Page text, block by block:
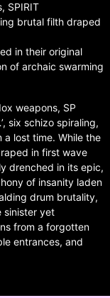
SPIRIT
brutal filth draped
in their original
of archaic swarming
weapons, SP
six schizo spiraling,
lost time. While the
in first wave
drenched in its epic,
of insanity laden
drum brutality,
sinister yet
from a forgotten
entrances, and